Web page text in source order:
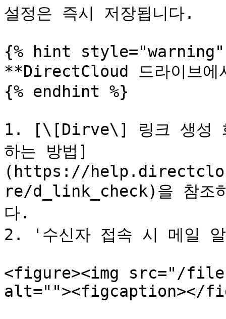
설정은 즉시 저장됩니다.
{% hint style="warning"
**DirectCloud 드라이브에
{% endhint %}
1. [\[Dirve\] 링크 생성 화
하는 방법]
(https://
re/d_link_check)을 참조
다.
2. '수신자 접속 시 메일
<figure><img src="/
alt=""><figcaption></